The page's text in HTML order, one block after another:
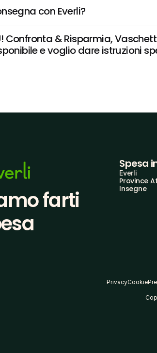
con Everli?
Confronta & Risparmia,
e voglio dare istruzioni
farti
Spesa
Everli
Province
Insegne
PrivacyCookie